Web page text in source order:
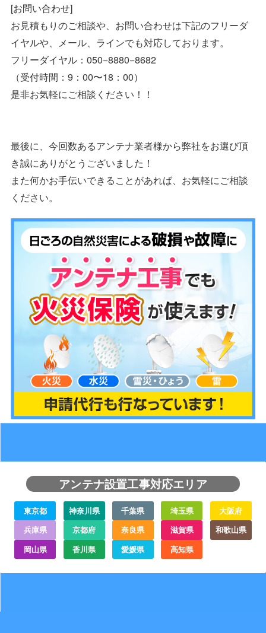
[お問い合わせ]
お見積もりのご相談や、お問い合わせは下記のフリーダ
イヤルや、メール、ラインでも対応しております。
フリーダイヤル：050−8880−8682
（受付時間：9：00〜18：00）
是非お気軽にご相談ください！！
最後に、今回数あるアンテナ業者様から弊社をお選び頂
き誠にありがとうございました！
また何かお手伝いできることがあれば、お気軽にご相談
ください。
アンテナ設置工事対応エリア
東京都 神奈川県 千葉県 埼玉県
大阪府
兵庫県
京都府 奈良県 滋賀県
和歌山県
岡山県
香川県 愛媛県 高知県